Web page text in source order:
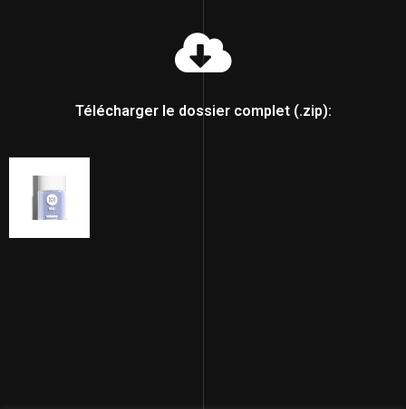
Télécharger le dossier complet (.zip):